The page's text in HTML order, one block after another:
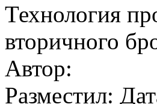
Технология
вторичного
Автор:
Разместил: